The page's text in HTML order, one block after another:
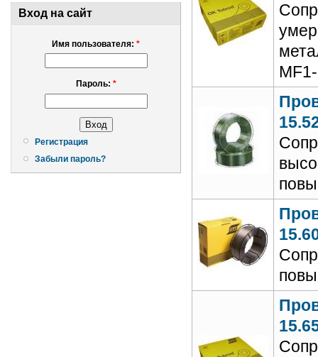
Вход на сайт
Имя пользователя: *
Пароль: *
Регистрация
Забыли пароль?